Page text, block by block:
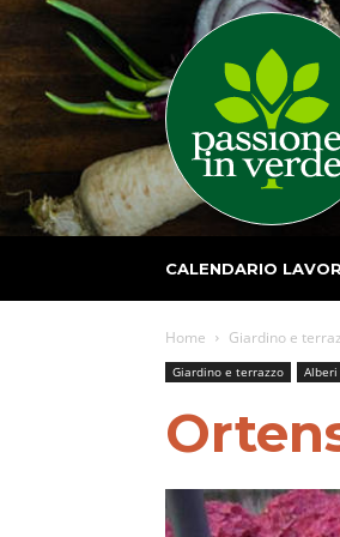
CALENDARIO
Home Giardino e
Giardino e terrazzo